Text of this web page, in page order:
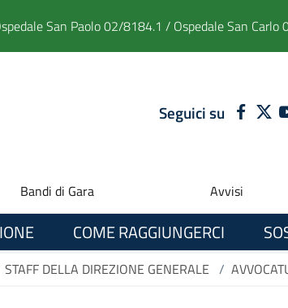
San Paolo 02/8184.1 / Ospedale San
Seguici suFACEBOOK
Bandi di Gara Avvisi
COME RAGGIUNGERCI
STAFF DELLA DIREZIONE GENERALE /